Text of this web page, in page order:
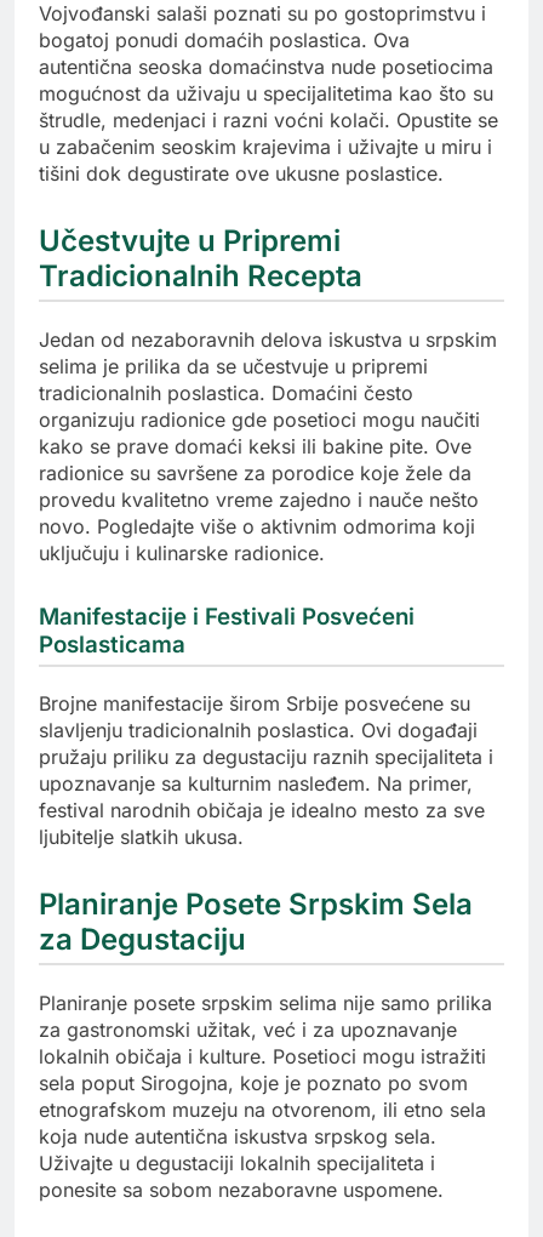
Vojvođanski salaši poznati su po gostoprimstvu i
bogatoj ponudi domaćih poslastica. Ova
autentična seoska domaćinstva nude posetiocima
mogućnost da uživaju u specijalitetima kao što su
štrudle, medenjaci i razni voćni kolači. Opustite se
u zabačenim seoskim krajevima i uživajte u miru i
tišini dok degustirate ove ukusne poslastice.
Učestvujte u Pripremi
Tradicionalnih Recepta
Jedan od nezaboravnih delova iskustva u srpskim
selima je prilika da se učestvuje u pripremi
tradicionalnih poslastica. Domaćini često
organizuju radionice gde posetioci mogu naučiti
kako se prave domaći keksi ili bakine pite. Ove
radionice su savršene za porodice koje žele da
provedu kvalitetno vreme zajedno i nauče nešto
novo. Pogledajte više o aktivnim odmorima koji
uključuju i kulinarske radionice.
Manifestacije i Festivali Posvećeni
Poslasticama
Brojne manifestacije širom Srbije posvećene su
slavljenju tradicionalnih poslastica. Ovi događaji
pružaju priliku za degustaciju raznih specijaliteta i
upoznavanje sa kulturnim nasleđem. Na primer,
festival narodnih običaja je idealno mesto za sve
ljubitelje slatkih ukusa.
Planiranje Posete Srpskim Sela
za Degustaciju
Planiranje posete srpskim selima nije samo prilika
za gastronomski užitak, već i za upoznavanje
lokalnih običaja i kulture. Posetioci mogu istražiti
sela poput Sirogojna, koje je poznato po svom
etnografskom muzeju na otvorenom, ili etno sela
koja nude autentična iskustva srpskog sela.
Uživajte u degustaciji lokalnih specijaliteta i
ponesite sa sobom nezaboravne uspomene.